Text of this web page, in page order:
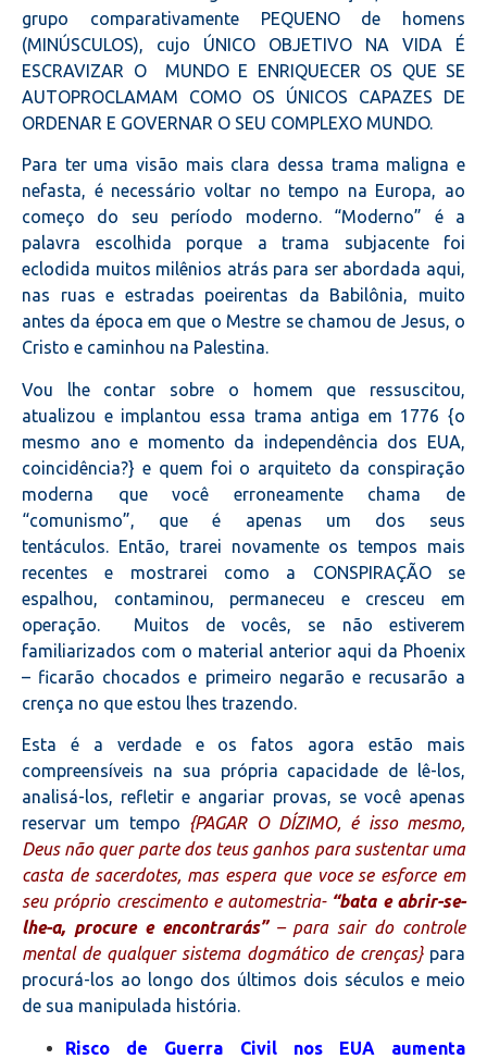
grupo comparativamente PEQUENO de homens
(MINÚSCULOS), cujo ÚNICO OBJETIVO NA VIDA É
ESCRAVIZAR O MUNDO E ENRIQUECER OS QUE SE
AUTOPROCLAMAM COMO OS ÚNICOS CAPAZES DE
ORDENAR E GOVERNAR O SEU COMPLEXO MUNDO.
Para ter uma visão mais clara dessa trama maligna e
nefasta, é necessário voltar no tempo na Europa, ao
começo do seu período moderno. “Moderno” é a
palavra escolhida porque a trama subjacente foi
eclodida muitos milênios atrás para ser abordada aqui,
nas ruas e estradas poeirentas da Babilônia, muito
antes da época em que o Mestre se chamou de Jesus, o
Cristo e caminhou na Palestina.
Vou lhe contar sobre o homem que ressuscitou,
atualizou e implantou essa trama antiga em 1776 {o
mesmo ano e momento da independência dos EUA,
coincidência?} e quem foi o arquiteto da conspiração
moderna que você erroneamente chama de
“comunismo”, que é apenas um dos seus
tentáculos. Então, trarei novamente os tempos mais
recentes e mostrarei como a CONSPIRAÇÃO se
espalhou, contaminou, permaneceu e cresceu em
operação. Muitos de vocês, se não estiverem
familiarizados com o material anterior aqui da Phoenix
– ficarão chocados e primeiro negarão e recusarão a
crença no que estou lhes trazendo.
Esta é a verdade e os fatos agora estão mais
compreensíveis na sua própria capacidade de lê-los,
analisá-los, refletir e angariar provas, se você apenas
reservar um tempo {PAGAR O DÍZIMO, é isso mesmo,
Deus não quer parte dos teus ganhos para sustentar uma
casta de sacerdotes, mas espera que voce se esforce em
seu próprio crescimento e automestria- “bata e abrir-se-
lhe-a, procure e encontrarás”– para sair do controle
mental de qualquer sistema dogmático de crenças}para
procurá-los ao longo dos últimos dois séculos e meio
de sua manipulada história.
Risco de Guerra Civil nos EUA aumenta